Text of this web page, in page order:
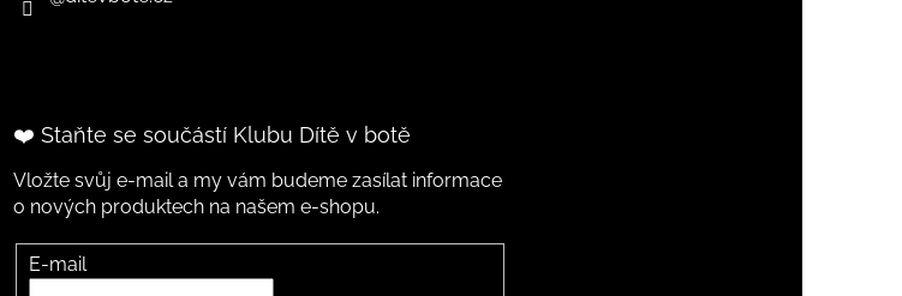
❤️ Staňte se součástí Klubu Dítě v botě
Vložte svůj e-mail a my vám budeme zasílat informace
o nových produktech na našem e-shopu.
E-mail